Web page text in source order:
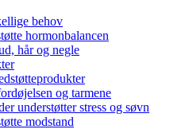
behov
hormonbalancen
hår og negle
og tarmene
understøtter stress og søvn
modstand